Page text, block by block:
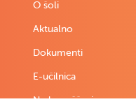
O šoli
Aktualno
Dokumenti
E-učilnica
Nadomeščanja